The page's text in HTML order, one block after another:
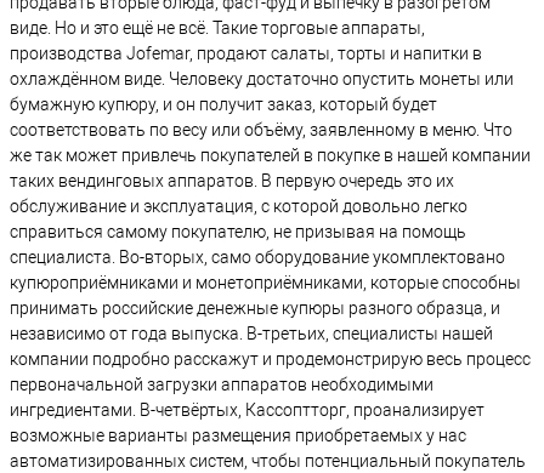
виде. Но и это ещё не всё. Такие торговые аппараты,
производства Jofemar, продают салаты, торты и напитки в
охлаждённом виде. Человеку достаточно опустить монеты или
бумажную купюру, и он получит заказ, который будет
соответствовать по весу или объёму, заявленному в меню. Что
же так может привлечь покупателей в покупке в нашей компании
таких вендинговых аппаратов. В первую очередь это их
обслуживание и эксплуатация, с которой довольно легко
справиться самому покупателю, не призывая на помощь
специалиста. Во-вторых, само оборудование укомплектовано
купюроприёмниками и монетоприёмниками, которые способны
принимать российские денежные купюры разного образца, и
независимо от года выпуска. В-третьих, специалисты нашей
компании подробно расскажут и продемонстрирую весь процесс
первоначальной загрузки аппаратов необходимыми
ингредиентами. В-четвёртых, Кассоптторг, проанализирует
возможные варианты размещения приобретаемых у нас
автоматизированных систем, чтобы потенциальный покупатель